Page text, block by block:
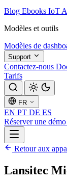
Blog Ebooks IoT
Modèles et outils
Modèles de
Support
Contactez-nous
Tarifs
FR
EN PT DE ES
Réserver une démo
Retour aux
Lansitec